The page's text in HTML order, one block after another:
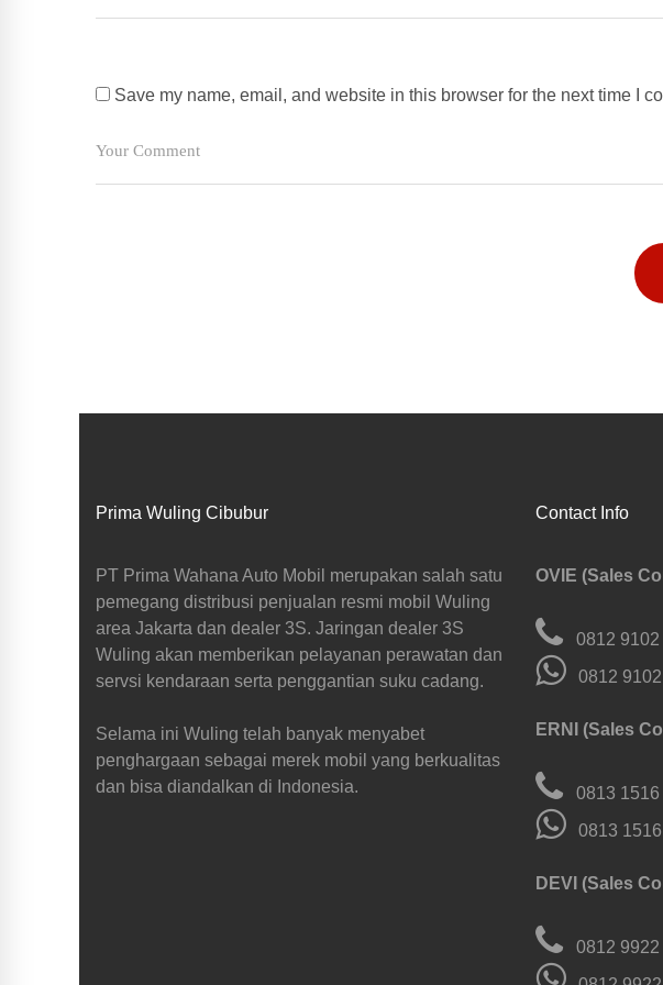
Save my name, email, and website in this browser for the next time I
Prima Wuling Cibubur
PT Prima Wahana Auto Mobil merupakan salah satu
pemegang distribusi penjualan resmi mobil Wuling
area Jakarta dan dealer 3S. Jaringan dealer 3S
Wuling akan memberikan pelayanan perawatan dan
servsi kendaraan serta penggantian suku cadang.
Selama ini Wuling telah banyak menyabet
penghargaan sebagai merek mobil yang berkualitas
dan bisa diandalkan di Indonesia.
Contact Info
OVIE (Sales
0812 9102
0812 9102
ERNI (Sales
0813 1516
0813 1516
DEVI (Sales
0812 9922